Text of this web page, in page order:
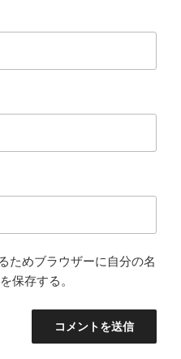
ためブラウザーに自分の名
保存する。